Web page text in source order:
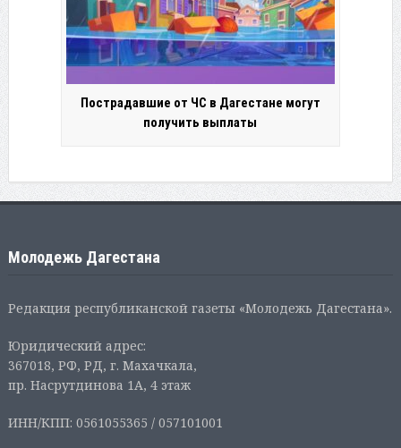
Пострадавшие от ЧС в Дагестане могут
получить выплаты
Молодежь Дагестана
Редакция республиканской газеты «Молодежь Дагестана».
Юридический адрес:
367018, РФ, РД, г. Махачкала,
пр. Насрутдинова 1А, 4 этаж
ИНН/КПП: 0561055365 / 057101001